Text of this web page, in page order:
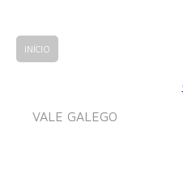
INÍCIO
VALE GALEGO